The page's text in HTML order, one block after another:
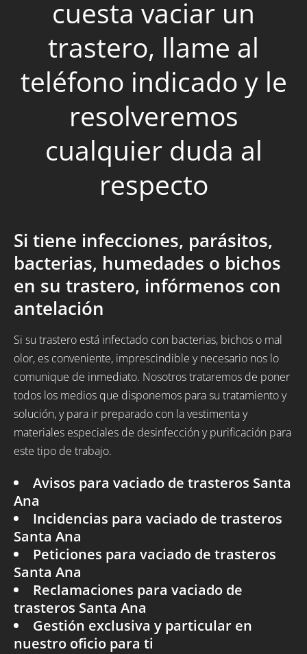
cuesta vaciar un
trastero, llame al
teléfono indicado y le
resolveremos
cualquier duda al
respecto
Si tiene infecciones, parásitos,
bacterias, humedades o bichos
en su trastero, infórmenos con
antelación
Si su trastero está infectado con bacterias, bichos o mal
olor, es conveniente, imprescindible y necesario nos lo
comunique de inmediato. Nosotros trataremos de poner
todos los medios que disponemos para su tratamiento y
solución, y para ir preparado con la vestimenta y
materiales especiales de desinfección y purificación para
este tipo de trabajo.
Avisos para vaciado de trasteros Santa
Ana
Incidencias para vaciado de trasteros
Santa Ana
Peticiones para vaciado de trasteros
Santa Ana
Reclamaciones para vaciado de
trasteros Santa Ana
Gestión exclusiva y particular en
nuestro oficio para ti